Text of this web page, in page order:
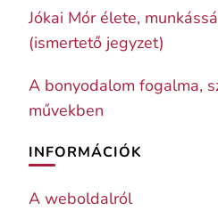
Jókai Mór élete,
(ismertető jegyzet)
A bonyodalom fogalma,
művekben
INFORMÁCIÓK
A weboldalról